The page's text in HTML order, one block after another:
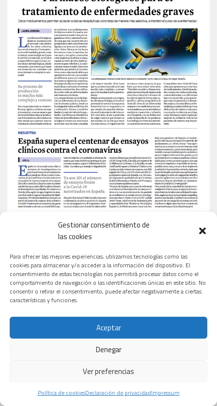
Gestionar consentimiento de
las cookies
Para ofrecer las mejores experiencias, utilizamos tecnologías como las
cookies para almacenar y/o acceder a la información del dispositivo. El
consentimiento de estas tecnologías nos permitirá procesar datos como el
comportamiento de navegación o las identificaciones únicas en este sitio. No
consentir o retirar el consentimiento, puede afectar negativamente a ciertas
características y funciones.
Aceptar
Denegar
Ver preferencias
Política de cookiesDeclaración de privacidadImpressum